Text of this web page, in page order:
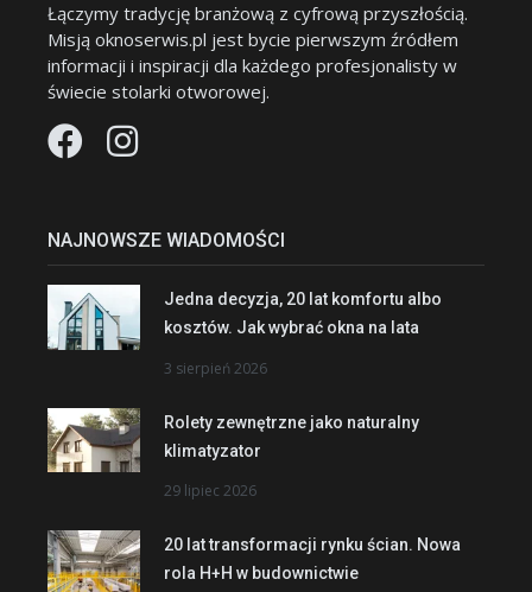
Łączymy tradycję branżową z cyfrową przyszłością.
Misją oknoserwis.pl jest bycie pierwszym źródłem
informacji i inspiracji dla każdego profesjonalisty w
świecie stolarki otworowej.
NAJNOWSZE WIADOMOŚCI
Jedna decyzja, 20 lat komfortu albo
kosztów. Jak wybrać okna na lata
3 sierpień 2026
Rolety zewnętrzne jako naturalny
klimatyzator
29 lipiec 2026
20 lat transformacji rynku ścian. Nowa
rola H+H w budownictwie